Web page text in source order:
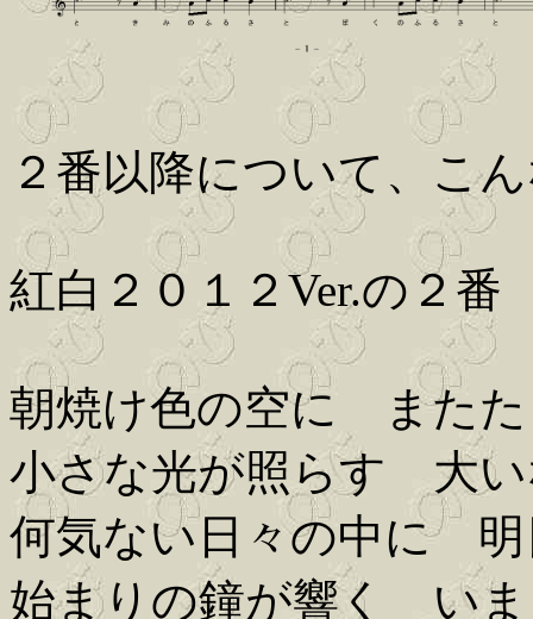
２番以降について、こ
紅白２０１２Ver.の２番
朝焼け色の空に またた
小さな光が照らす 大い
何気ない日々の中に 明
始まりの鐘が響く い